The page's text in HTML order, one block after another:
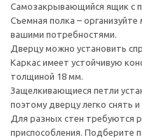
Cамозакрывающийся ящик с
Съемная полка –
вашими потребностями.
Дверцу можно установить
Каркас имеет устойчивую
толщиной 18 мм.
Защелкивающиеся петли
поэтому дверцу легко снять
Для разных стен требуются
приспособления. Подберите